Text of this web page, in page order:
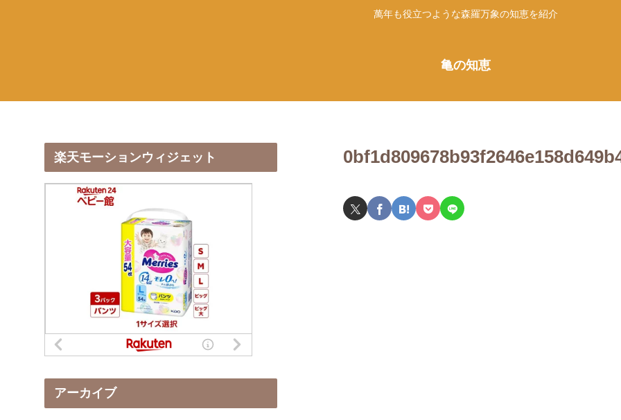
萬年も役立つような森羅万象の知恵を紹介
亀の知恵
楽天モーションウィジェット
アーカイブ